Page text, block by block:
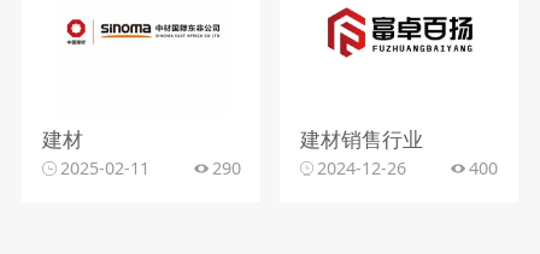
建材
2025-02-11 290
建材销售行业
2024-12-26 400